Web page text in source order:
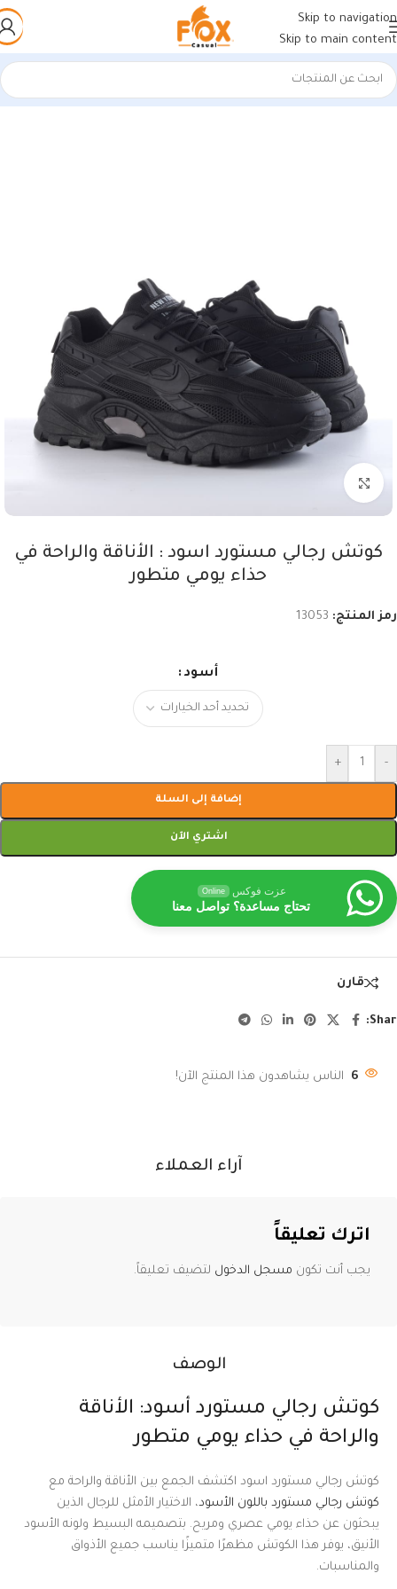
Skip to navigation
Skip to main content
الرئيسية/أحذية رجالي/كوتشي رجالي
كوتش رجالي مستورد اسود : الأناقة والراحة في
حذاء يومي متطور
رمز المنتج: 13053
أسود
-
+
إضافة إلى السلة
اشتري الآن
عزت فوكس Online
تحتاج مساعدة؟ تواصل معنا
قارن
6 الناس يشاهدون هذا المنتج الآن!
الوصف
كوتش رجالي مستورد أسود: الأناقة
والراحة في حذاء يومي متطور
كوتش رجالي مستورد اسود اكتشف الجمع بين الأناقة والراحة مع
كوتش رجالي مستورد باللون الأسود، الاختيار الأمثل للرجال الذين
يبحثون عن حذاء يومي عصري ومريح. بتصميمه البسيط ولونه الأسود
الأنيق، يوفر هذا الكوتش مظهرًا متميزًا يناسب جميع الأذواق
والمناسبات.
آراء العملاء
اترك تعليقاً
يجب أنت تكون مسجل الدخول لتضيف تعليقاً.